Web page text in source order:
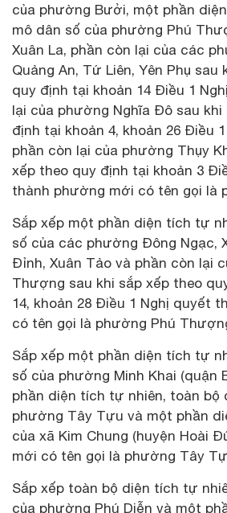
của phường Bưởi, một phần
mô dân số của phường Phú
Xuân La, phần còn lại của các
Quảng An, Tứ Liên, Yên Phụ sau
quy định tại khoản 14 Điều 1
lại của phường Nghĩa Đô sau
định tại khoản 4, khoản 26 Điều
phần còn lại của phường Thụy
xếp theo quy định tại khoản 3
thành phường mới có tên gọi là
Sắp xếp một phần diện tích tự
số của các phường Đông Ngạc,
Đỉnh, Xuân Tảo và phần còn lại
Thượng sau khi sắp xếp theo
14, khoản 28 Điều 1 Nghị quyết
có tên gọi là phường Phú
Sắp xếp một phần diện tích tự
số của phường Minh Khai (quận
phần diện tích tự nhiên, toàn bộ
phường Tây Tựu và một phần
của xã Kim Chung (huyện Hoài
mới có tên gọi là phường Tây
Sắp xếp toàn bộ diện tích tự
của phường Phú Diễn và một